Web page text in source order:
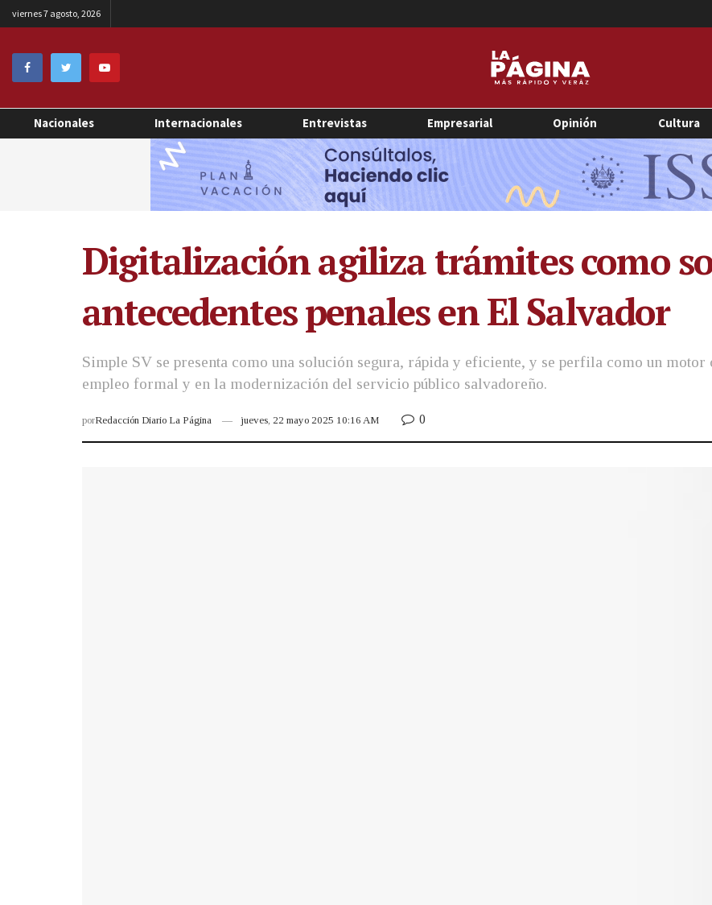
viernes 7 agosto, 2026
Nacionales Internacionales Entrevistas Empresarial Opinión Cultura
Digitalización agiliza trámites como
antecedentes penales en El Salvador
Simple SV se presenta como una solución segura, rápida y eficiente, y se perfila como un
empleo formal y en la modernización del servicio público salvadoreño.
porRedacción Diario La Página jueves, 22 mayo 2025 10:16 AM 0